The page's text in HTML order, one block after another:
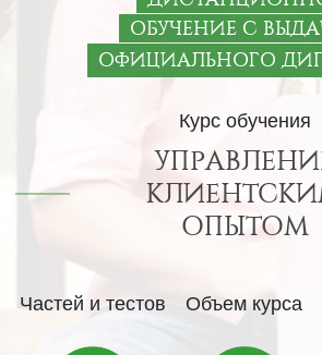
ОБУЧЕНИЕ С
ОФИЦИАЛЬНОГО
Курс обучения
ОПЫТОМ
Частей и тестов Объем курса